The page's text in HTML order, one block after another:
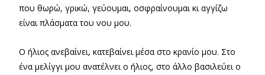
που θωρώ, γρικώ, γεύουμαι, οσφραίνουμαι κι αγγίζω
είναι πλάσματα του νου μου.
Ο ήλιος ανεβαίνει, κατεβαίνει μέσα στο κρανίο μου. Στο
ένα μελίγγι μου ανατέλνει ο ήλιος, στο άλλο βασιλεύει ο